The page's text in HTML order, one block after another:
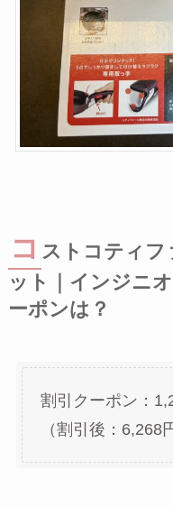
コ ストコティフ
ット｜インジニ
ーポンは？
割引クーポン：
（割引後：6,268